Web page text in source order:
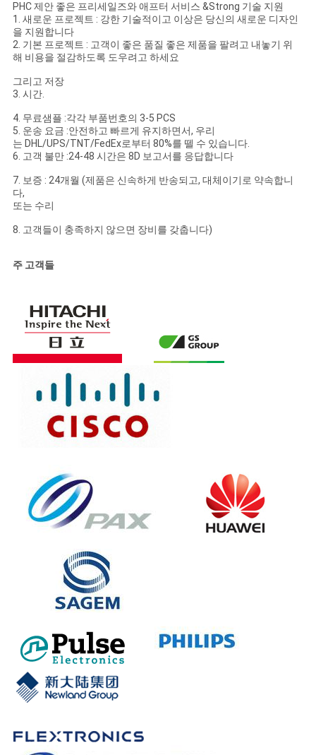
PHC 제안 좋은 프리세일즈와 애프터 서비스 &Strong 기술 지원
1. 새로운 프로젝트 : 강한 기술적이고 이상은 당신의 새로운 디자인
을 지원합니다
2. 기본 프로젝트 : 고객이 좋은 품질 좋은 제품을 팔려고 내놓기 위
해 비용을 절감하도록 도우려고 하세요
그리고 저장
3. 시간.
4. 무료샘플 :각각 부품번호의 3-5 PCS
5. 운송 요금 :안전하고 빠르게 유지하면서, 우리
는 DHL/UPS/TNT/FedEx로부터 80%를 뗄 수 있습니다.
6. 고객 불만 :24-48 시간은 8D 보고서를 응답합니다
7. 보증 : 24개월 (제품은 신속하게 반송되고, 대체이기로 약속합니
다,
또는 수리
8. 고객들이 충족하지 않으면 장비를 갖춥니다)
주 고객들